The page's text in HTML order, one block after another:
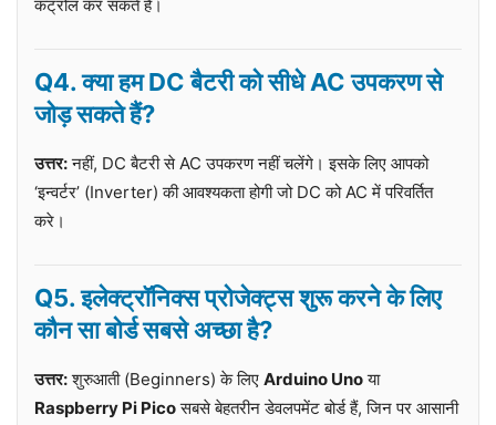
कंट्रोल कर सकते हैं।
Q4. क्या हम DC बैटरी को सीधे AC उपकरण से
जोड़ सकते हैं?
उत्तर:नहीं, DC बैटरी से AC उपकरण नहीं चलेंगे। इसके लिए आपको
‘इन्वर्टर’ (Inverter) की आवश्यकता होगी जो DC को AC में परिवर्तित
करे।
Q5. इलेक्ट्रॉनिक्स प्रोजेक्ट्स शुरू करने के लिए
कौन सा बोर्ड सबसे अच्छा है?
उत्तर:शुरुआती (Beginners) के लिए Arduino Unoया
Raspberry Pi Picoसबसे बेहतरीन डेवलपमेंट बोर्ड हैं, जिन पर आसानी